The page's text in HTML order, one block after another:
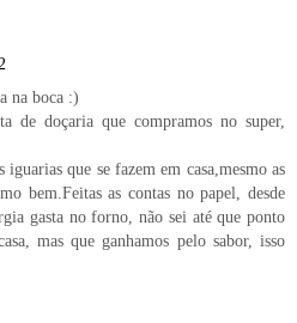
na boca :)
de doçaria que compramos no super,
iguarias que se fazem em casa,mesmo as
bem.Feitas as contas no papel, desde
gasta no forno, não sei até que ponto
mas que ganhamos pelo sabor, isso